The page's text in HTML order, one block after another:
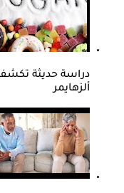
دراسة حديثة
ألزهايمر